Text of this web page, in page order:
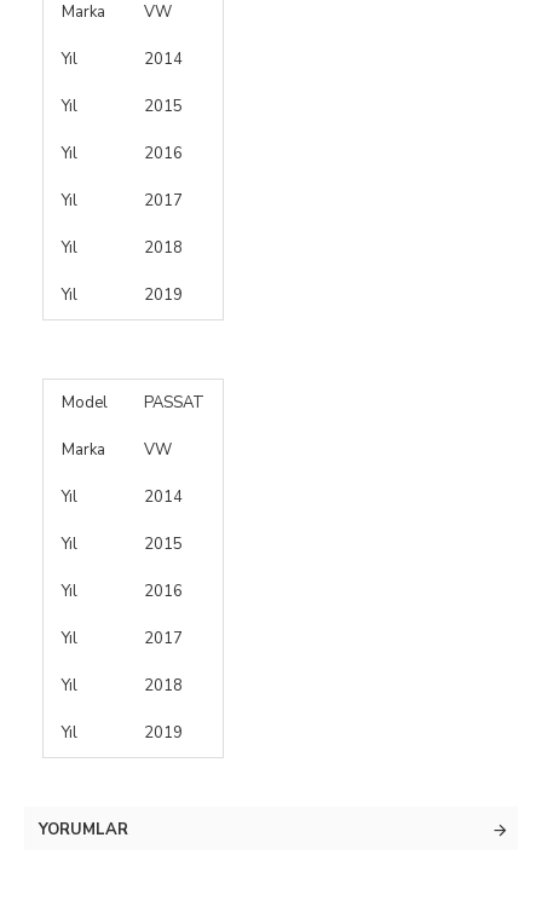
Marka VW
Yıl 2014
Yıl 2015
Yıl 2016
Yıl 2017
Yıl 2018
Yıl 2019
Model PASSAT
Marka VW
Yıl 2014
Yıl 2015
Yıl 2016
Yıl 2017
Yıl 2018
Yıl 2019
YORUMLAR